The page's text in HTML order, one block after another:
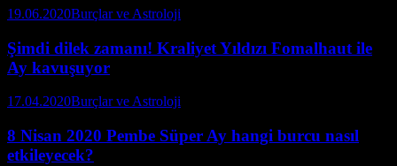
19.06.2020Burçlar ve Astroloji
Şimdi dilek zamanı! Kraliyet Yıldızı Fomalhaut ile
Ay kavuşuyor
17.04.2020Burçlar ve Astroloji
8 Nisan 2020 Pembe Süper Ay hangi burcu nasıl
etkileyecek?